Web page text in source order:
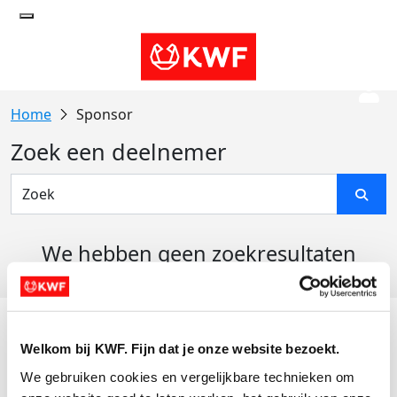
Welkom bij KWF. Fijn dat je onze website bezoekt.
We gebruiken cookies en vergelijkbare technieken om
Sponsor
Zoek een deelnemer
We hebben geen zoekresultaten
Actiematerialen
Evenementen